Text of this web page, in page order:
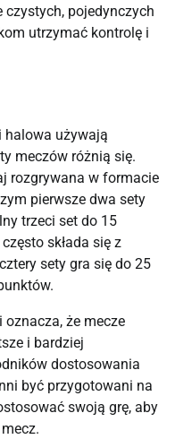
pojedynczych
utrzymać kontrolę i
halowa używają
meczów różnią się.
rozgrywana w formacie
pierwsze dwa sety
trzeci set do 15
składa się z
sety gra się do 25
że mecze
i bardziej
dostosowania
być przygotowani na
swoją grę, aby